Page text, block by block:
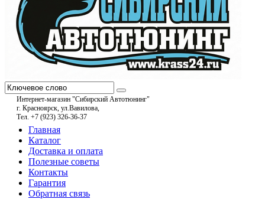
Интернет-магазин "Сибирский Автотюнинг"
г. Красноярск, ул.Вавилова,
Тел. +7 (923) 326-36-37
Главная
Каталог
Доставка и оплата
Полезные советы
Контакты
Гарантия
Обратная связь